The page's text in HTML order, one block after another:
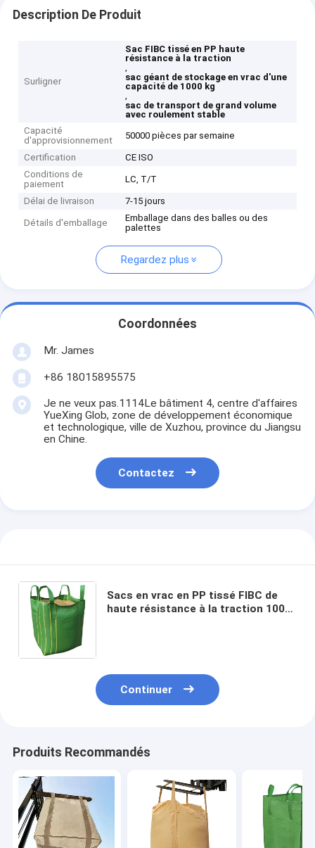
Description De Produit
Surligner
Sac FIBC tissé en PP haute
résistance à la traction
,
sac géant de stockage en vrac d'une
capacité de 1000 kg
,
sac de transport de grand volume
avec roulement stable
Capacité
d'approvisionnement
50000 pièces par semaine
Certification
CE ISO
Conditions de
paiement
LC, T/T
Délai de livraison 7-15 jours
Détails d'emballage
Emballage dans des balles ou des
palettes
Regardez plus
Coordonnées
Mr. James
+86 18015895575
Je ne veux pas.1114Le bâtiment 4, centre d'affaires
YueXing Glob, zone de développement économique
et technologique, ville de Xuzhou, province du Jiangsu
en Chine.
Contactez
Sacs en vrac en PP tissé FIBC de
haute résistance à la traction 1000
Continuer
Produits Recommandés